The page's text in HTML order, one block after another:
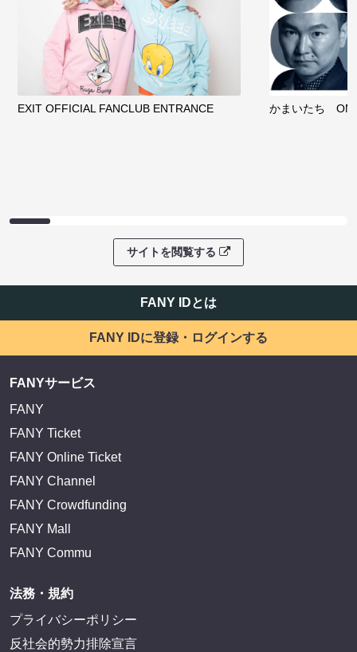
EXIT OFFICIAL FANCLUB ENTRANCE かまいたち
サイトを閲覧する
FANY IDとは
FANY IDに登録・ログインする
FANYサービス
FANY
FANY Ticket
FANY Online Ticket
FANY Channel
FANY Crowdfunding
FANY Mall
FANY Commu
法務・規約
プライバシーポリシー
反社会的勢力排除宣言